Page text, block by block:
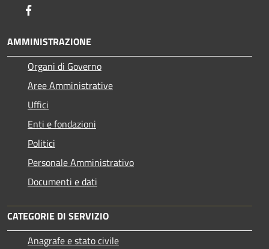
AMMINISTRAZIONE
Organi di Governo
Aree Amministrative
Uffici
Enti e fondazioni
Politici
Personale Amministrativo
Documenti e dati
CATEGORIE DI SERVIZIO
Anagrafe e stato civile